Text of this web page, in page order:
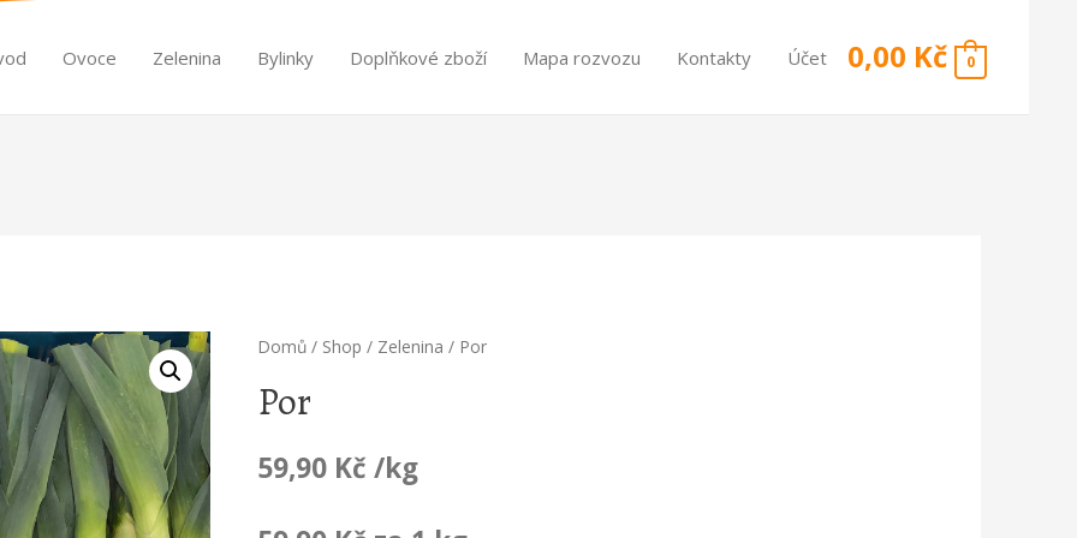
Ovoce Zelenina Bylinky Doplňkové zboží Mapa rozvozu Kontakty Účet 0,00 Kč 0
Domů / Shop / Zelenina / Por
Por
59,90 Kč /kg